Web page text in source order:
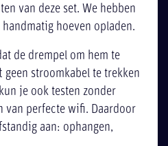
van deze set. We hebben
hoeven opladen.
de drempel om hem te
geen stroomkabel te trekken
je ook testen zonder
van perfecte wifi. Daardoor
aan: ophangen,